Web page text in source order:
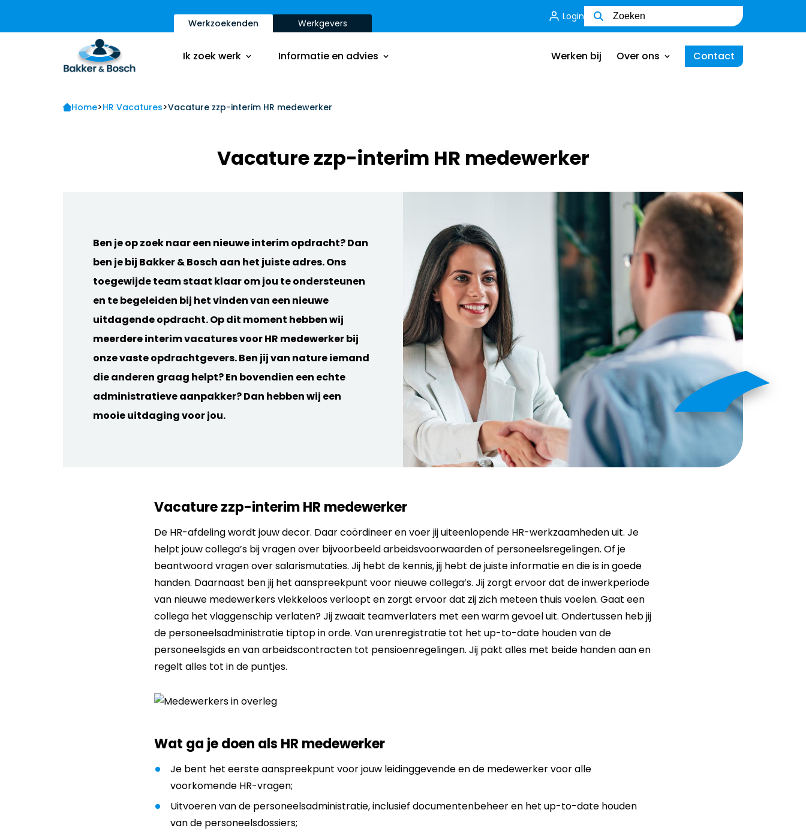
Werkzoekenden Werkgevers
Login
Ik zoek werk
Vacatures
Sollicitatietips
Informatie en advies
Onze aanpak
Onze opdrachtgevers
Werken bij Over ons
Ik ben een werkgever
Contact
Vacatures
Inschrijfformulier
Onze aanpak
Onze dienstverbanden
Wie zijn wij
Home>HR Vacatures>Vacature zzp-interim HR medewerker
Vacature zzp-interim HR medewerker
Ben je op zoek naar een nieuwe interim opdracht? Dan
ben je bij Bakker & Bosch aan het juiste adres. Ons
toegewijde team staat klaar om jou te ondersteunen
en te begeleiden bij het vinden van een nieuwe
uitdagende opdracht. Op dit moment hebben wij
meerdere interim vacatures voor HR medewerker bij
onze vaste opdrachtgevers.Ben jij van nature iemand
die anderen graag helpt? En bovendien een echte
administratieve aanpakker? Dan hebben wij een
mooie uitdaging voor jou.
Vacature zzp-interim HR medewerker
De HR-afdeling wordt jouw decor. Daar coördineer en voer jij uiteenlopende HR-werkzaamheden uit. Je
helpt jouw collega’s bij vragen over bijvoorbeeld arbeidsvoorwaarden of personeelsregelingen. Of je
beantwoord vragen over salarismutaties. Jij hebt de kennis, jij hebt de juiste informatie en die is in goede
handen. Daarnaast ben jij het aanspreekpunt voor nieuwe collega’s. Jij zorgt ervoor dat de inwerkperiode
van nieuwe medewerkers vlekkeloos verloopt en zorgt ervoor dat zij zich meteen thuis voelen. Gaat een
collega het vlaggenschip verlaten? Jij zwaait teamverlaters met een warm gevoel uit. Ondertussen heb jij
de personeelsadministratie tiptop in orde. Van urenregistratie tot het up-to-date houden van de
personeelsgids en van arbeidscontracten tot pensioenregelingen. Jij pakt alles met beide handen aan en
regelt alles tot in de puntjes.
Wat ga je doen als HR medewerker
Je bent het eerste aanspreekpunt voor jouw leidinggevende en de medewerker voor alle
voorkomende HR-vragen;
Uitvoeren van de personeelsadministratie, inclusief documentenbeheer en het up-to-date houden
van de personeelsdossiers;